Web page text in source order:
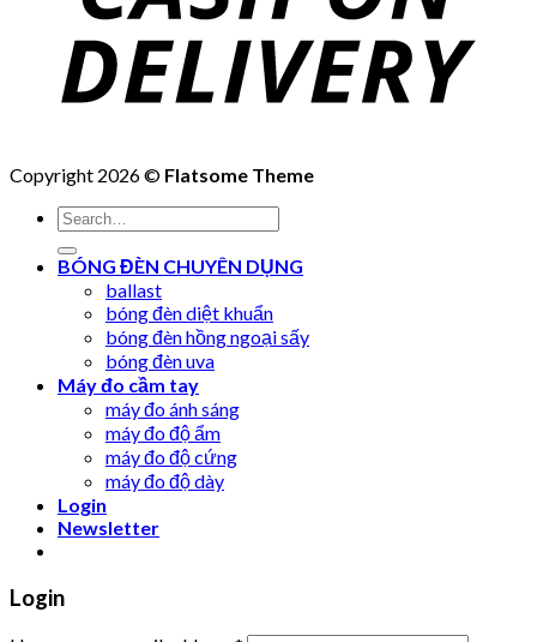
Copyright 2026 © Flatsome Theme
Search
for:
BÓNG ĐÈN CHUYÊN DỤNG
ballast
bóng đèn diệt khuẩn
bóng đèn hồng ngoại sấy
bóng đèn uva
Máy đo cầm tay
máy đo ánh sáng
máy đo độ ẩm
máy đo độ cứng
máy đo độ dày
Login
Newsletter
Login